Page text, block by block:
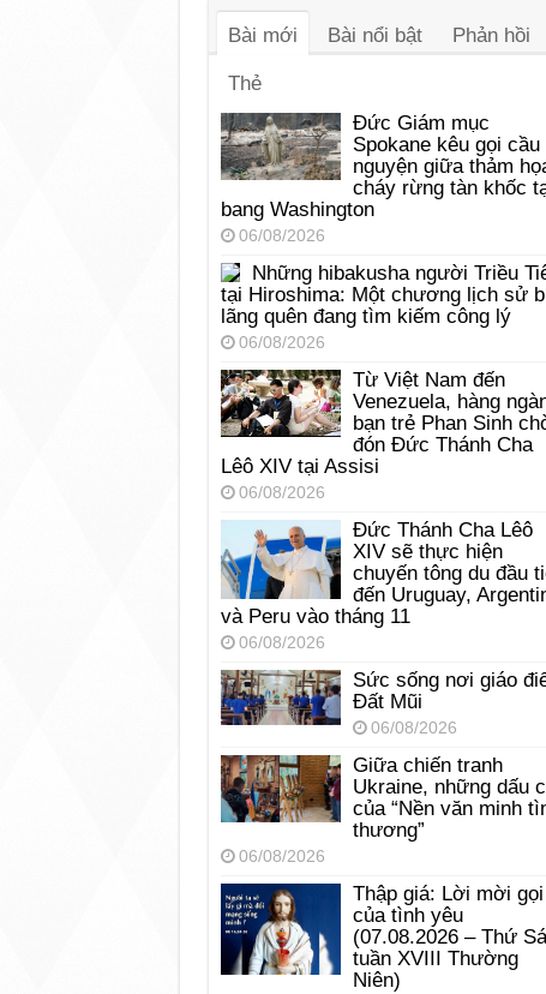
Bài mới Bài nổi bật Phản hồi
Thẻ
Đức Giám mục
Spokane kêu gọi cầu
nguyện giữa thảm
cháy rừng tàn khốc
bang Washington
06/08/2026
Những hibakusha người Triều
tại Hiroshima: Một chương lịch sử
lãng quên đang tìm kiếm công lý
06/08/2026
Từ Việt Nam đến
Venezuela, hàng
bạn trẻ Phan Sinh
đón Đức Thánh Cha
Lêô XIV tại Assisi
06/08/2026
Đức Thánh Cha Lêô
XIV sẽ thực hiện
chuyến tông du đầu
đến Uruguay,
và Peru vào tháng 11
06/08/2026
Sức sống nơi giáo
Đất Mũi
06/08/2026
Giữa chiến tranh
Ukraine, những dấu
của “Nền văn minh
thương”
06/08/2026
Thập giá: Lời mời gọi
của tình yêu
(07.08.2026 – Thứ
tuần XVIII Thường
Niên)